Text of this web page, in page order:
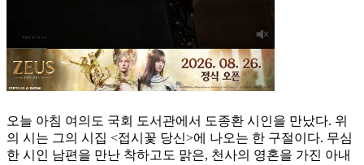
오늘 아침 여의도 국회 도서관에서 도종환 시인을 만났다. 위
의 시는 그의 시집 <접시꽃 당신>에 나오는 한 구절이다. 무심
한 시인 남편을 만난 착하고도 맑은, 천사의 영혼을 가진 아내